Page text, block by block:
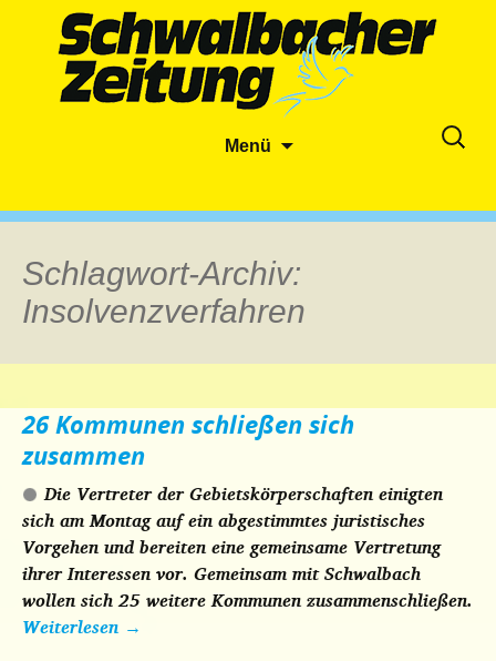
Menü
Suche
Schlagwort-Archiv:
Insolvenzverfahren
26 Kommunen schließen sich
zusammen
Die Vertreter der Gebietskörperschaften einigten
sich am Montag auf ein abgestimmtes juristisches
Vorgehen und bereiten eine gemeinsame Vertretung
ihrer Interessen vor. Gemeinsam mit Schwalbach
wollen sich 25 weitere Kommunen zusammenschließen.
Weiterlesen →